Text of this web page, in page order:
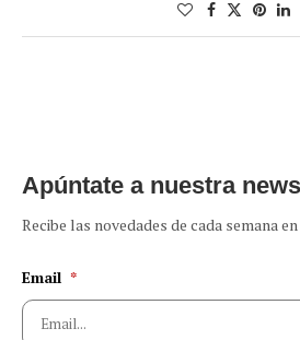
Apúntate a nuestra
Recibe las novedades de cada semana
Email *